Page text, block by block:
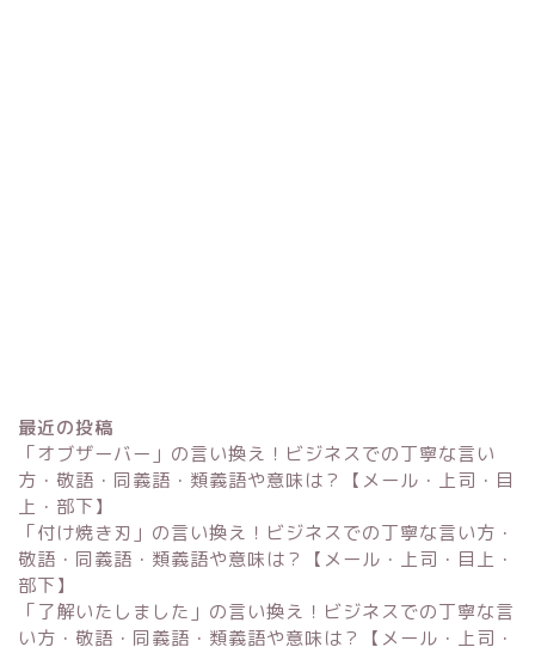
最近の投稿
「オブザーバー」の言い換え！ビジネスでの丁寧な言い
方・敬語・同義語・類義語や意味は？【メール・上司・目
上・部下】
「付け焼き刃」の言い換え！ビジネスでの丁寧な言い方・
敬語・同義語・類義語や意味は？【メール・上司・目上・
部下】
「了解いたしました」の言い換え！ビジネスでの丁寧な言
い方・敬語・同義語・類義語や意味は？【メール・上司・
Excel
単位変換・換算